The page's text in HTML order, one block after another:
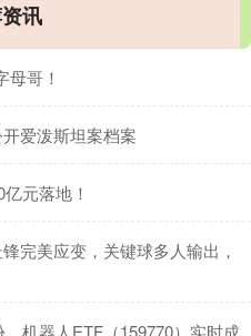
讯
哥！
爱泼斯坦案档案
元落地！
完美应变，关键球多人输出，